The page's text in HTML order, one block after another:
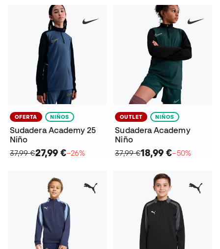
OFERTA NIÑOS
Sudadera Academy 25
Niño
37,99 €27,99 €−26%
OUTLET NIÑOS
Sudadera Academy
Niño
37,99 €18,99 €−50%